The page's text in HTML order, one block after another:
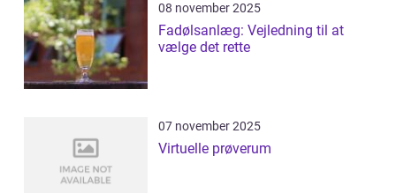
08 november 2025
Fadølsanlæg: Vejledning til at
vælge det rette
07 november 2025
Virtuelle prøverum